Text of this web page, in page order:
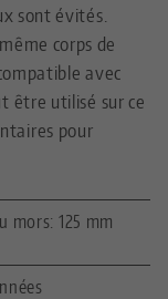
sont évités.
corps de
avec
être utilisé sur ce
pour
mors: 125 mm